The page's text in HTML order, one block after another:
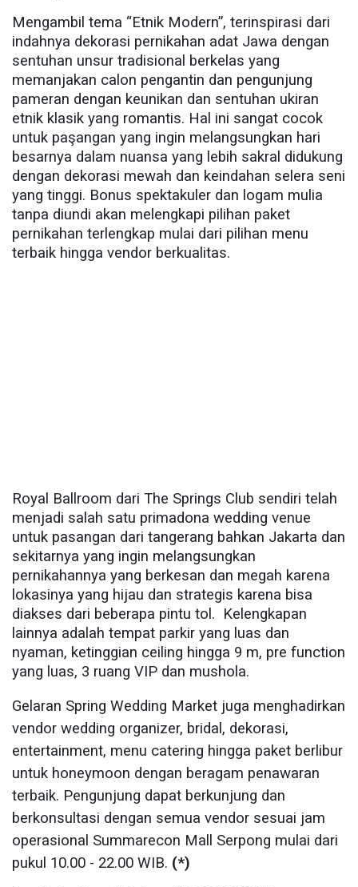
Mengambil tema “Etnik Modern”, terinspirasi dari
indahnya dekorasi pernikahan adat Jawa dengan
sentuhan unsur tradisional berkelas yang
memanjakan calon pengantin dan pengunjung
pameran dengan keunikan dan sentuhan ukiran
etnik klasik yang romantis. Hal ini sangat cocok
untuk paşangan yang ingin melangsungkan hari
besarnya dalam nuansa yang lebih sakral didukung
dengan dekorasi mewah dan keindahan selera seni
yang tinggi. Bonus spektakuler dan logam mulia
tanpa diundi akan melengkapi pilihan paket
pernikahan terlengkap mulai dari pilihan menu
terbaik hingga vendor berkualitas.
Royal Ballroom dari The Springs Club sendiri telah
menjadi salah satu primadona wedding venue
untuk pasangan dari tangerang bahkan Jakarta dan
sekitarnya yang ingin melangsungkan
pernikahannya yang berkesan dan megah karena
lokasinya yang hijau dan strategis karena bisa
diakses dari beberapa pintu tol. Kelengkapan
lainnya adalah tempat parkir yang luas dan
nyaman, ketinggian ceiling hingga 9 m, pre function
yang luas, 3 ruang VIP dan mushola.
Gelaran Spring Wedding Market juga menghadirkan
vendor wedding organizer, bridal, dekorasi,
entertainment, menu catering hingga paket berlibur
untuk honeymoon dengan beragam penawaran
terbaik. Pengunjung dapat berkunjung dan
berkonsultasi dengan semua vendor sesuai jam
operasional Summarecon Mall Serpong mulai dari
pukul 10.00 - 22.00 WIB. (*)